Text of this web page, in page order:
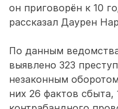
он приговорён к 10
рассказал Даурен
По данным
выявлено 323
незаконным
них 26 фактов сбыта,